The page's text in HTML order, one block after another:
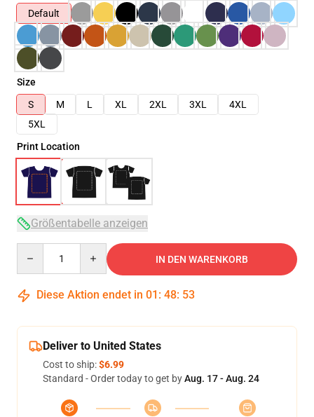
Default
Size
S
M L XL 2XL 3XL
4XL
5XL
Print Location
Größentabelle anzeigen
IN DEN WARENKORB
Diese Aktion endet in 01 : 48: 52
Deliver to United States
Cost to ship:$6.99
Standard - Order today to get byAug. 17 - Aug. 24